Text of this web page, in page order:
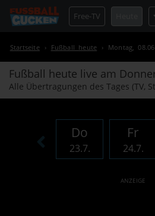
Free-TV
Startseite › Fußball heute › Montag,
Fußball heute live am
Alle Übertragungen des Tages (TV,
Do
23.7.
Fr
24.7.
ANZEIGE